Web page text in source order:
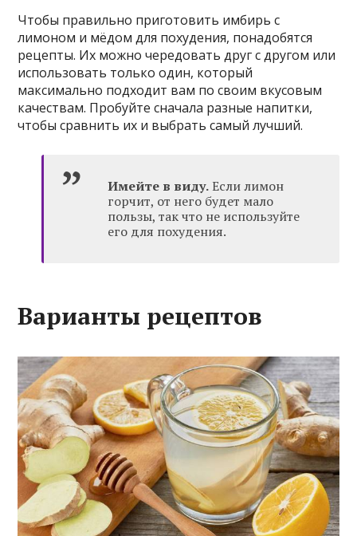
Чтобы правильно приготовить имбирь с
лимоном и мёдом для похудения, понадобятся
рецепты. Их можно чередовать друг с другом или
использовать только один, который
максимально подходит вам по своим вкусовым
качествам. Пробуйте сначала разные напитки,
чтобы сравнить их и выбрать самый лучший.
Имейте в виду.Если лимон
горчит, от него будет мало
пользы, так что не используйте
его для похудения.
Варианты рецептов